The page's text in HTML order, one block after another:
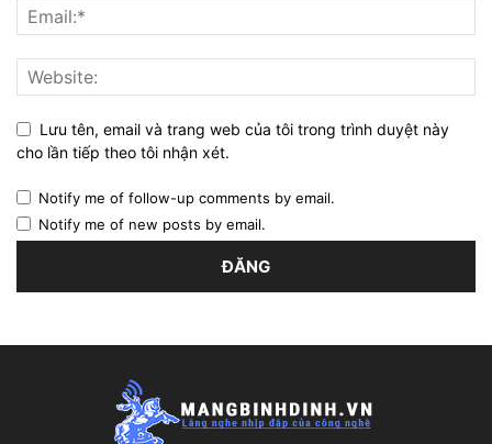
Lưu tên, email và trang web của tôi trong trình duyệt này
cho lần tiếp theo tôi nhận xét.
Notify me of follow-up comments by email.
Notify me of new posts by email.